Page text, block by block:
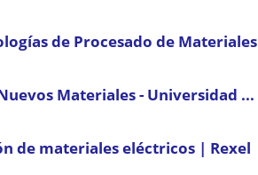
de Procesado de Materiales
Materiales - Universidad ...
de materiales eléctricos | Rexel